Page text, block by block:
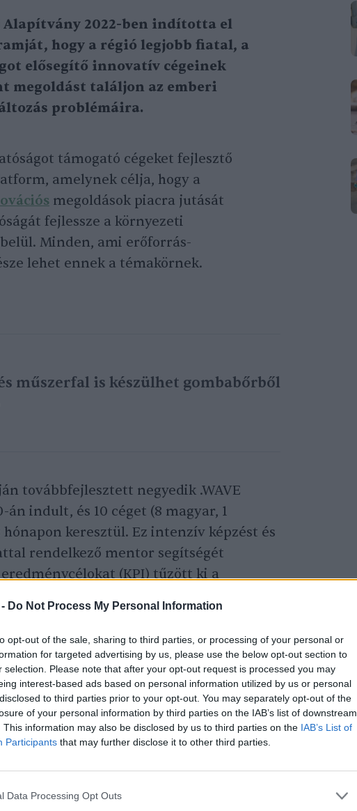
Do Not Process My Personal Information
opt-out of the sale, sharing to third parties, or processing of your personal or
for targeted advertising by us, please use the below opt-out section to
selection. Please note that after your opt-out request is processed you may
interest-based ads based on personal information utilized by us or personal
to third parties prior to your opt-out. You may separately opt-out of the
of your personal information by third parties on the IAB’s list of downstream
This information may also be disclosed by us to third parties on the IAB’s List of
Participants that may further disclose it to other third parties.
Data Processing Opt Outs
Alapítvány 2022-ben indította el
hogy a régió legjobb fiatal, a
elősegítő innovatív cégeinek
megoldást találjon az emberi
problémáira.
támogató cégeket fejlesztő
amelynek célja, hogy a
megoldások piacra jutását
fejlessze a környezeti
Minden, ami erőforrás-
lehet ennek a témakörnek.
műszerfal is készülhet gombabőrből
továbbfejlesztett negyedik .WAVE
indult, és 10 céget (8 magyar, 1
keresztül. Ez intenzív képzést és
rendelkező mentor segítségét
(KPI) tűzött ki a
az előrehaladásukat.